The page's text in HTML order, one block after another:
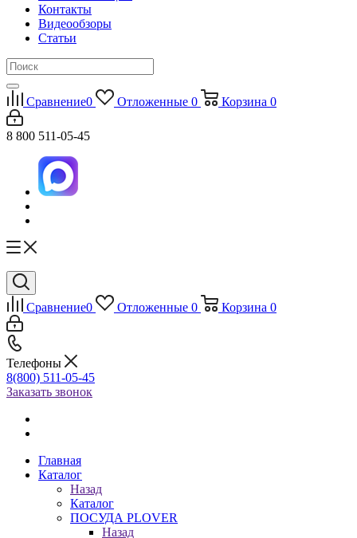
Контакты
Видеообзоры
Статьи
Сравнение0 Отложенные 0 Корзина 0
8 800 511-05-45
Сравнение0 Отложенные 0 Корзина 0
Телефоны
8(800) 511-05-45
Заказать звонок
Главная
Каталог
Назад
Каталог
ПОСУДА PLOVER
Назад